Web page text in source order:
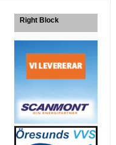
Right Block